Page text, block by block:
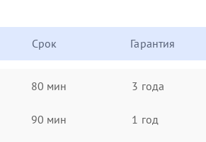
Срок Гарантия
80 мин 3 года
90 мин 1 год